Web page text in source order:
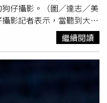
組織開展調查，將根據事
」。
仔攝影。（圖／達志／美
影記者表示，當聽到大谷
覺得我被打敗了！」，他
除了打球就是回到飯店休
練都會嚴格限制他的私生
將他保護得很好。甚至就
有五六個跟球隊有關係的
狗仔記者這樣形容大谷的
繼續閱讀